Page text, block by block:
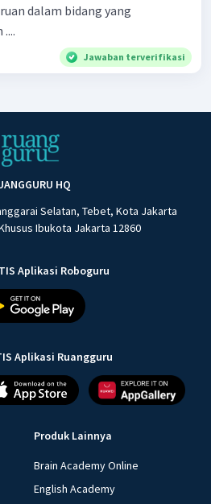
dalam bidang yang
Jawaban terverifikasi
HQ
Selatan, Tebet, Kota Jakarta
Ibukota Jakarta 12860
Aplikasi Roboguru
Aplikasi Ruangguru
Produk Lainnya
Brain Academy Online
English Academy